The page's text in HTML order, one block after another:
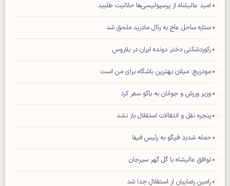
امید عالیشاه از پرسپولیسی‌ها حلالیت طلبید
ستاره ساحل عاج به رئال مادرید ملحق شد
رکوردشکنی دختر دونده ایران در بلاروس
مودریچ: میلان بهترین باشگاه برای من است
وزیر ورزش و جوانان به باکو سفر کرد
پنجره نقل و انتقالات استقلال باز نشد
حمله شدید فیگو به رئیس فیفا
توافق عالیشاه با گل گهر سیرجان
رامین رضاییان از استقلال جدا شد